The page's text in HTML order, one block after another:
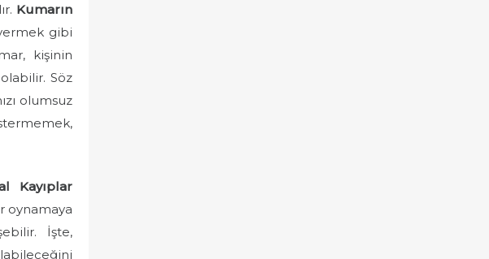
Kumarın
gibi
kişinin
Söz
olumsuz
Kayıplar
oynamaya
İşte,